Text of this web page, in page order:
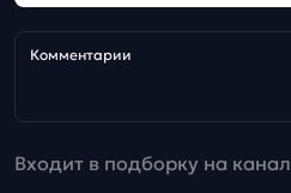
Комментарии
Входит в подборку на